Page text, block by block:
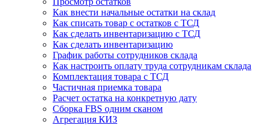
Как внести начальные остатки на склад
Как списать товар с остатков с ТСД
Как сделать инвентаризацию с ТСД
Как сделать инвентаризацию
График работы сотрудников склада
Как настроить оплату труда сотрудникам склада
Комплектация товара с ТСД
Частичная приемка товара
Расчет остатка на конкретную дату
Сборка FBS одним сканом
Агрегация КИЗ